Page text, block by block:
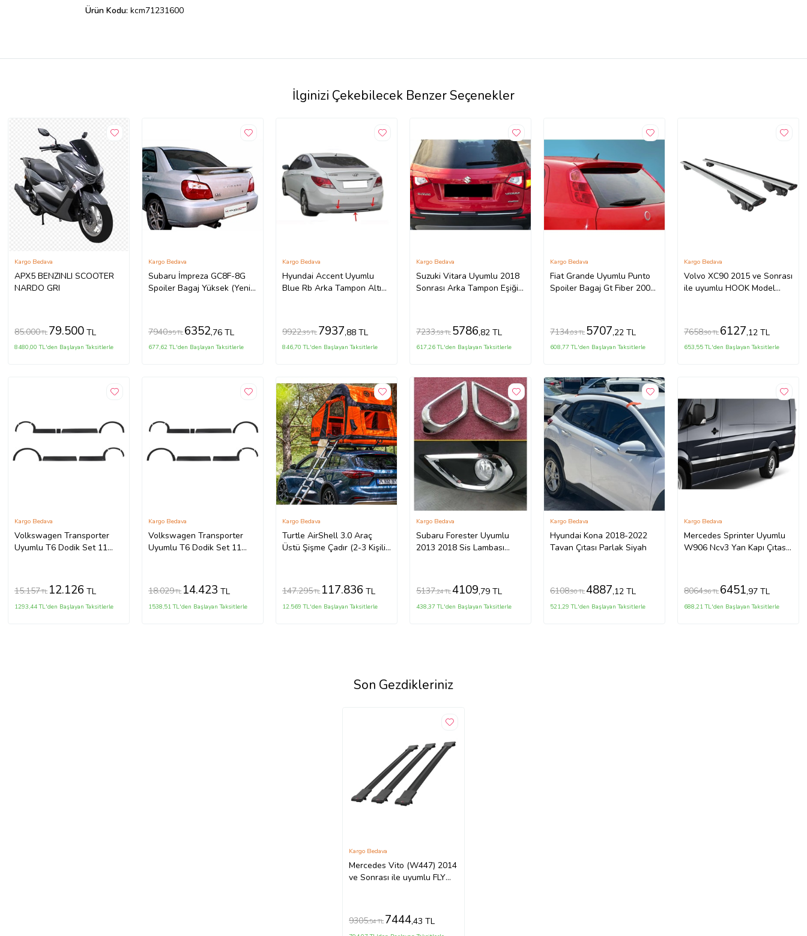
Ürün Kodu: kcm71231600
İlginizi Çekebilecek Benzer Seçenekler
APX5 BENZINLI SCOOTER
NARDO GRI
Kargo Bedava
85.000TL 79.500TL
8480,00 TL'den Başlayan Taksitlerle
Subaru İmpreza GC8F-8G
Spoiler Bagaj Yüksek (Yeni
Kargo Bedava
7940,95 TL 6352,76 TL
677,62 TL'den Başlayan Taksitlerle
Hyundai Accent Uyumlu
Blue Rb Arka Tampon Altı
Kargo Bedava
9922,35 TL 7937,88 TL
846,70 TL'den Başlayan Taksitlerle
Suzuki Vitara Uyumlu 2018
Sonrası Arka Tampon Eşiği
Kargo Bedava
7233,53 TL 5786,82 TL
617,26 TL'den Başlayan Taksitlerle
Fiat Grande Uyumlu Punto
Spoiler Bagaj Gt Fiber 2005-
Kargo Bedava
7134,03 TL 5707,22 TL
608,77 TL'den Başlayan Taksitlerle
Volvo XC90 2015 ve Sonrası
ile uyumlu HOOK Model
Kargo Bedava
7658,90 TL 6127,12 TL
653,55 TL'den Başlayan Taksitlerle
Volkswagen Transporter
Uyumlu T6 Dodik Set 11
Kargo Bedava
15.157TL 12.126 TL
1293,44 TL'den Başlayan Taksitlerle
Volkswagen Transporter
Uyumlu T6 Dodik Set 11
Kargo Bedava
18.029TL 14.423 TL
1538,51 TL'den Başlayan Taksitlerle
Turtle AirShell 3.0 Araç
Üstü Şişme Çadır (2-3 Kişilik
Kargo Bedava
147.295TL 117.836 TL
12.569 TL'den Başlayan Taksitlerle
Subaru Forester Uyumlu
2013 2018 Sis Lambası
Kargo Bedava
5137,24 TL4109,79 TL
438,37 TL'den Başlayan Taksitlerle
Hyundai Kona 2018-2022
Tavan Çıtası Parlak Siyah
Kargo Bedava
6108,90 TL4887,12 TL
521,29 TL'den Başlayan Taksitlerle
Mercedes Sprinter Uyumlu
W906 Ncv3 Yan Kapı Çıtası
Kargo Bedava
8064,96 TL 6451,97 TL
688,21 TL'den Başlayan Taksitlerle
Son Gezdikleriniz
Mercedes Vito (W447) 2014
ve Sonrası ile uyumlu FLY
Kargo Bedava
9305,54 TL 7444,43 TL